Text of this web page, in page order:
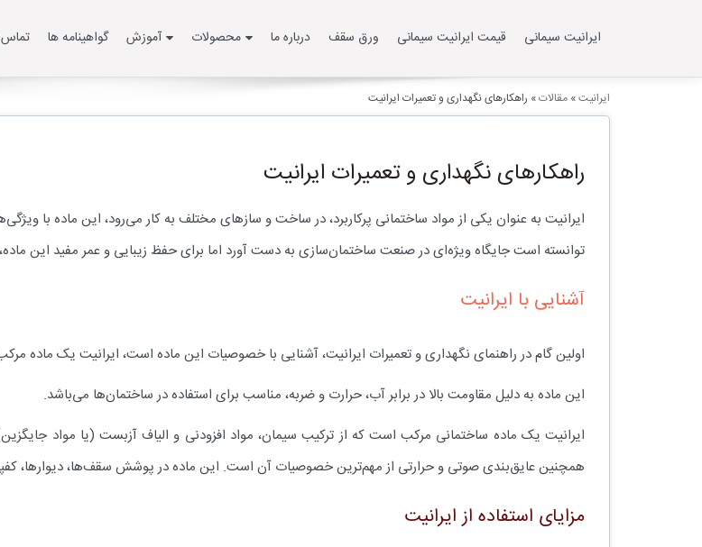
ایرانیت سیمانی قیمت ایرانیت سیمانی ورق سقف درباره ما محصولات آموزش گواهینامه ها تماس
ایرانیت» مقالات» راهکارهای نگهداری و تعمیرات ایرانیت
راهکارهای نگهداری و تعمیرات ایرانیت
ایرانیت به عنوان یکی از مواد ساختمانی پرکاربرد، در ساخت و سازهای مختلف به کار می‌رود، این ماده با
توانسته است جایگاه ویژه‌ای در صنعت ساختمان‌سازی به دست آورد اما برای حفظ زیبایی و عمر مفید این
آشنایی با ایرانیت
اولین گام در راهنمای نگهداری و تعمیرات ایرانیت، آشنایی با خصوصیات این ماده است، ایرانیت یک
این ماده به دلیل مقاومت بالا در برابر آب، حرارت و ضربه، مناسب برای استفاده در ساختمان‌ها می‌باشد.
ایرانیت یک ماده ساختمانی مرکب است که از ترکیب سیمان، مواد افزودنی و الیاف آزبست (یا مواد
همچنین عایق‌بندی صوتی و حرارتی از مهم‌ترین خصوصیات آن است. این ماده در پوشش سقف‌ها، دیوارها،
مزایای استفاده از ایرانیت